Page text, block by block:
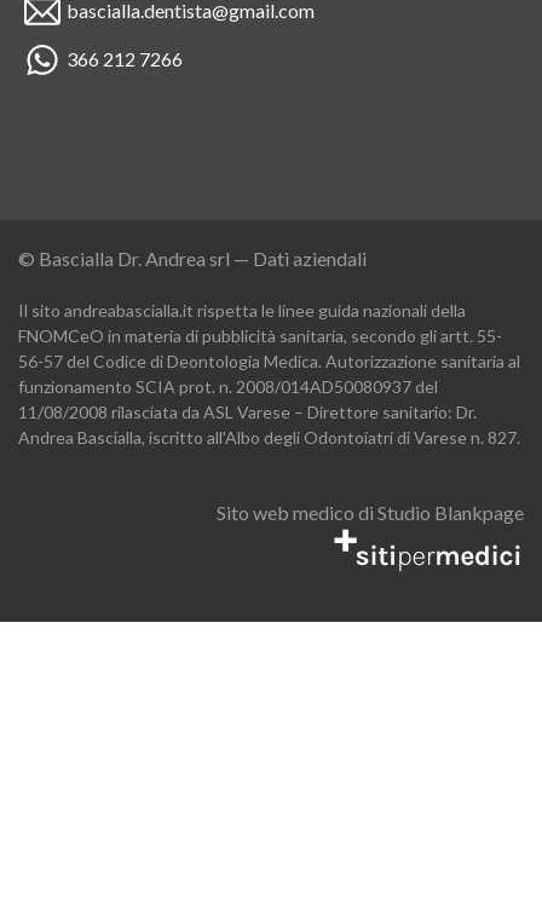
bascialla.dentista@gmail.com
366 212 7266
© Bascialla Dr. Andrea srl — Dati aziendali
Il sito andreabascialla.it rispetta le linee guida nazionali della
FNOMCeO in materia di pubblicità sanitaria, secondo gli artt. 55-
56-57 del Codice di Deontologia Medica. Autorizzazione sanitaria al
funzionamento SCIA prot. n. 2008/014AD50080937 del
11/08/2008 rilasciata da ASL Varese – Direttore sanitario: Dr.
Andrea Bascialla, iscritto all'Albo degli Odontoiatri di Varese n. 827.
Sito web medico di Studio Blankpage